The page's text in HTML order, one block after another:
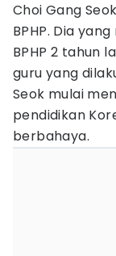
Choi Gang
BPHP. Dia
BPHP 2 tahun
guru yang
Seok mulai
pendidikan
berbahaya.